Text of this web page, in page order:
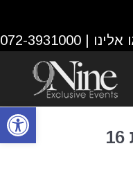
פתח סרגל נגישות
אלינו | 072-3931000